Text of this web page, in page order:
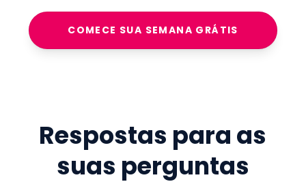
COMECE SUA SEMANA GRÁTIS
Respostas para as
suas perguntas